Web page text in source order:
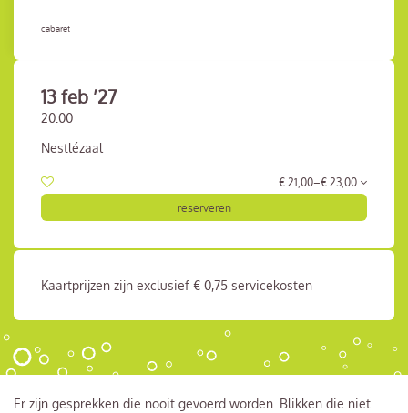
cabaret
13 feb ’27
20:00
Nestlézaal
€ 21,00–€ 23,00
reserveren
Kaartprijzen zijn exclusief € 0,75 servicekosten
Er zijn gesprekken die nooit gevoerd worden. Blikken die niet